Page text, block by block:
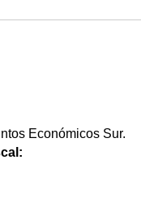
Económicos Sur.